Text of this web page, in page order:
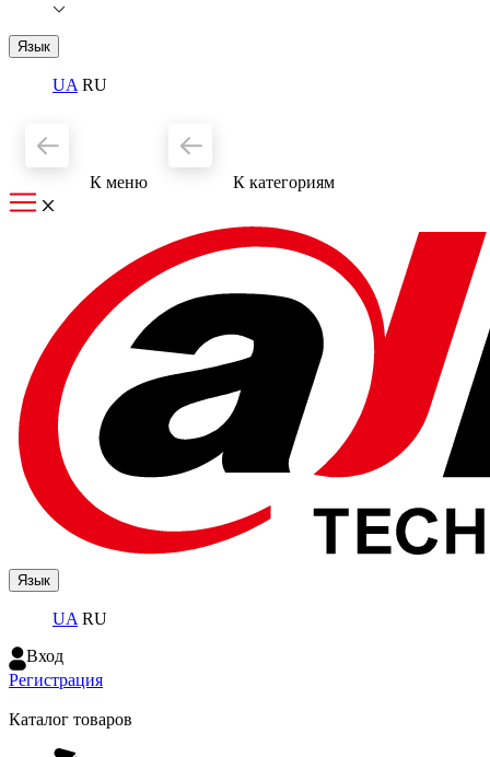
Язык
UA RU
К меню К категориям
Язык
UA RU
Вход
Регистрация
Каталог товаров